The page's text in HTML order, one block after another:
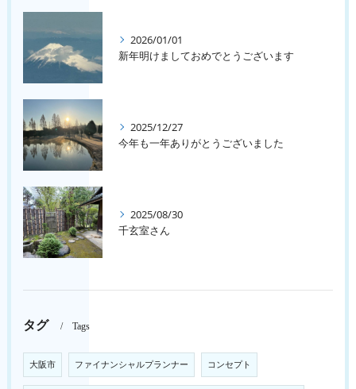
2026/01/01
新年明けましておめでとうございます
2025/12/27
今年も一年ありがとうございました
2025/08/30
千玄室さん
タグ Tags
大阪市 ファイナンシャルプランナー コンセプト